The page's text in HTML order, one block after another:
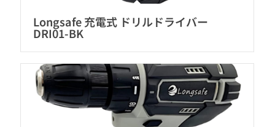
Longsafe 充電式 ドリルドライバー
DRI01-BK